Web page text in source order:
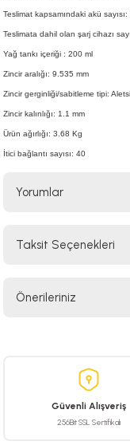
Teslimat kapsamındaki akü sayısı:
Teslimata dahil olan şarj cihazı
Yağ tankı içeriği : 200 ml
Zincir aralığı: 9.535 mm
Zincir gerginliği/sabitleme tipi:
Zincir kalınlığı: 1.1 mm
Ürün ağırlığı: 3.68 Kg
İtici bağlantı sayısı: 40
Yorumlar
Bu
Taksit Seçenekleri
Önerileriniz
Görüş ve önerileriniz için
Ürün resmi kalitesiz,
Güvenli Alışveriş
256Bit SSL Sertifikalı